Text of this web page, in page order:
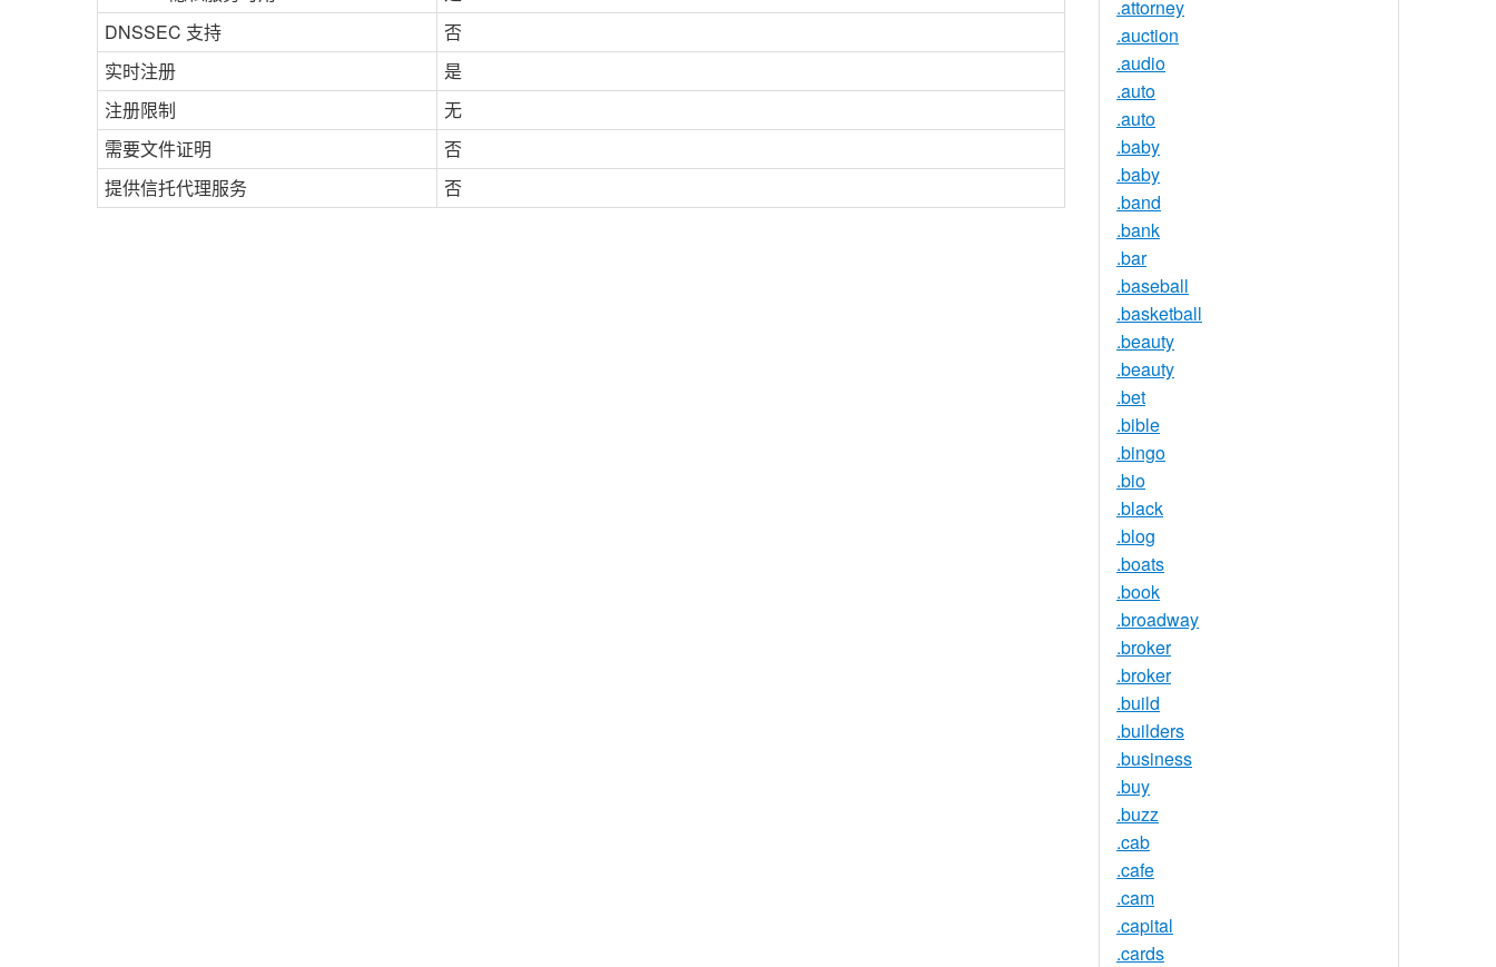
DNSSEC 支持
否
实时注册
是
注册限制
无
需要文件证明
否
提供信托代理服务
否
.attorney
.auction
.audio
.auto
.auto
.baby
.baby
.band
.bank
.bar
.baseball
.basketball
.beauty
.beauty
.bet
.bible
.bingo
.bio
.black
.blog
.boats
.book
.broadway
.broker
.broker
.build
.builders
.business
.buy
.buzz
.cab
.cafe
.cam
.capital
.cards